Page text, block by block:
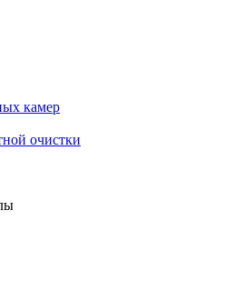
камер
очистки